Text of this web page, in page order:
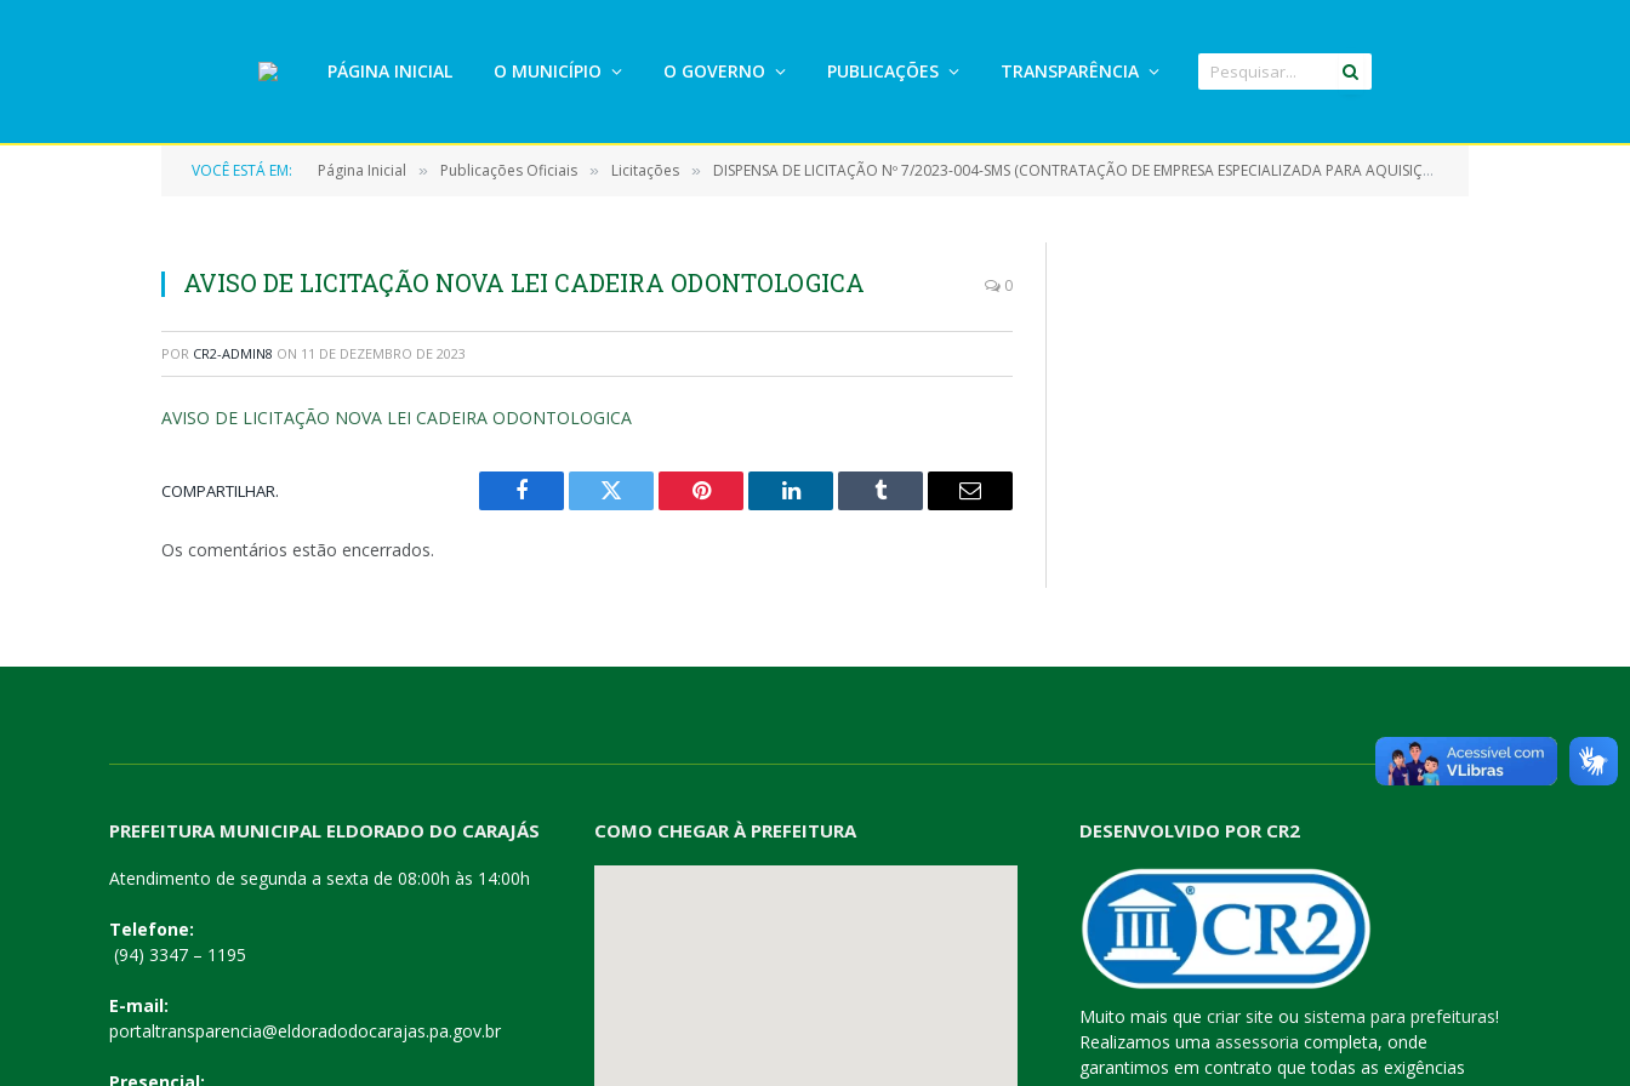
PÁGINA INICIAL O MUNICÍPIO O GOVERNO PUBLICAÇÕES TRANSPARÊNCIA
VOCÊ ESTÁ EM: Página Inicial » Publicações Oficiais » Licitações » DISPENSA DE LICITAÇÃO Nº 7/2023-004-SMS (CONTRATAÇÃO DE EMPRESA ESPECIALIZADA PARA AQUISIÇÃO DE CADEIRA ODONTOLÓGICA, PARA O PROGRAMA BRASIL SORRIDENTE NA UNIDADE DE SAÚDE DA FAMÍLIA DO BAIRRO ABAETÉ)
AVISO DE LICITAÇÃO NOVA LEI CADEIRA ODONTOLOGICA 0
POR CR2-ADMIN8 ON 11 DE DEZEMBRO DE 2023
AVISO DE LICITAÇÃO NOVA LEI CADEIRA ODONTOLOGICA
COMPARTILHAR.
Facebook Twitter Pinterest LinkedIn Tumblr
E-
Os comentários estão encerrados.
PREFEITURA MUNICIPAL ELDORADO DO CARAJÁS
Atendimento de segunda a sexta de 08:00h às 14:00h
Telefone:
(94) 3347 – 1195
E-mail:
portaltransparencia@eldoradodocarajas.pa.gov.br
COMO CHEGAR À PREFEITURA DESENVOLVIDO POR CR2
Muito mais que criar site ou sistema para prefeituras!
Realizamos uma assessoria completa, onde
garantimos em contrato que todas as exigências